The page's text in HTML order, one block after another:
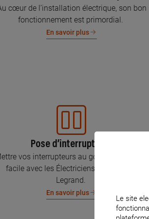
cœur de l’installation électrique, son bon
fonctionnement est primordial.
En savoir plus
Pose d’interrupteurs
vos interrupteurs au goût du jour, c’est
facile avec les Électriciens Certifiés par
Legrand.
En savoir plus
Le site